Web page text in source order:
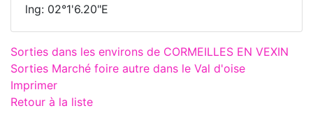
lng: 02°1'6.20"E
Sorties dans les environs de CORMEILLES EN VEXIN
Sorties Marché foire autre dans le Val d'oise
Imprimer
Retour à la liste